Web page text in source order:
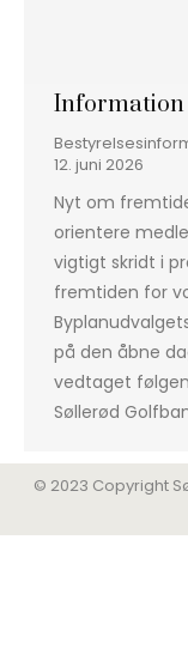
12. juni 2026
Nyt om
orientere
vigtigt skridt i
fremtiden for
på den åbne
vedtaget
Søllerød
© 2023 Copyright